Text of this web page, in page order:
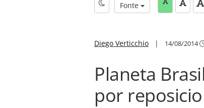
Fonte
Diego Verticchio | 14/08/2014
Planeta
por